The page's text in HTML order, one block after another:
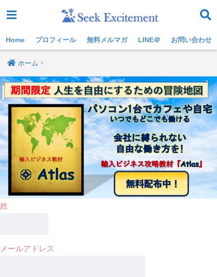
Home プロフィール 無料メルマガ LINE＠ お問い合わせ
ホーム
姓
メールアドレス